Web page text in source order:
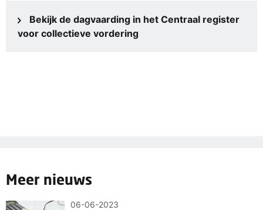
Bekijk de dagvaarding in het Centraal register
voor collectieve vordering
Meer nieuws
06-06-2023